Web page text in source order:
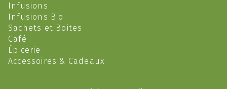
Infusions
Infusions Bio
Sachets et Boites
Café
Épicerie
Accessoires & Cadeaux